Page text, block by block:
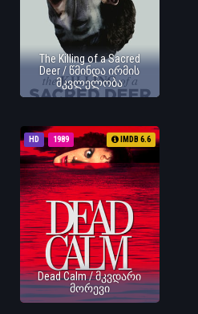
The Killing of a Sacred
Deer / წმინდა ირმის
მკვლელობა
HD 1989 IMDB 6.6
Dead Calm / მკვდარი
მორევი